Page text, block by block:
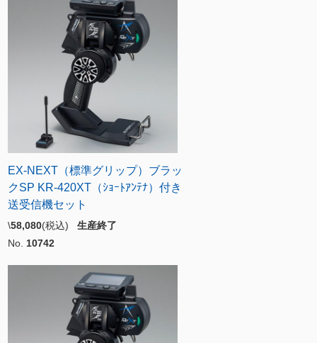
EX-NEXT（標準グリップ）ブラッ
クSP KR-420XT（ｼｮｰﾄｱﾝﾃﾅ）付き
送受信機セット
\58,080(税込) 生産終了
No. 10742